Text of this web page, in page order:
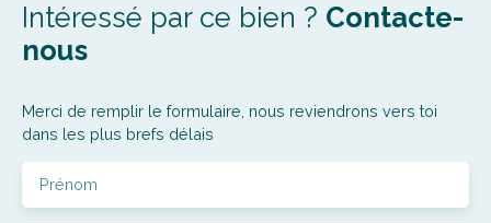
Intéressé par ce bien ? Contacte-
nous
Merci de remplir le formulaire, nous reviendrons vers toi
dans les plus brefs délais
Prénom